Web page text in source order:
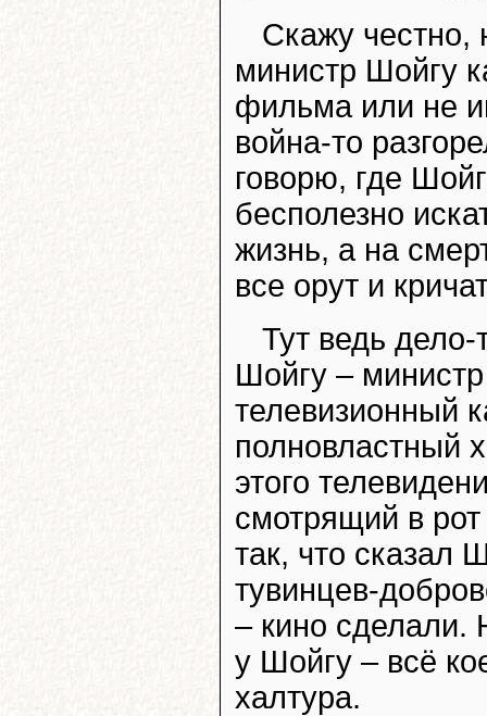
Скажу честно,
министр Шойгу
фильма или не
война-то
говорю, где
бесполезно
жизнь, а на
все орут и
Тут ведь дело-
Шойгу –
телевизионный
полновластный
этого
смотрящий в
так, что сказал
тувинцев-
– кино сделали.
у Шойгу – всё
халтура.